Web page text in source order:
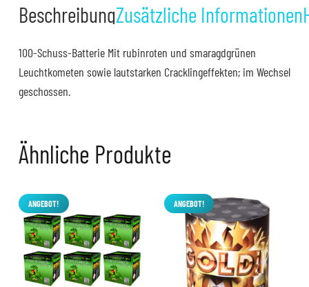
BeschreibungZusätzliche Informationen
100-Schuss-Batterie Mit rubinroten und smaragdgrünen
Leuchtkometen sowie lautstarken Cracklingeffekten; im Wechsel
geschossen.
Ähnliche Produkte
ANGEBOT! ANGEBOT!